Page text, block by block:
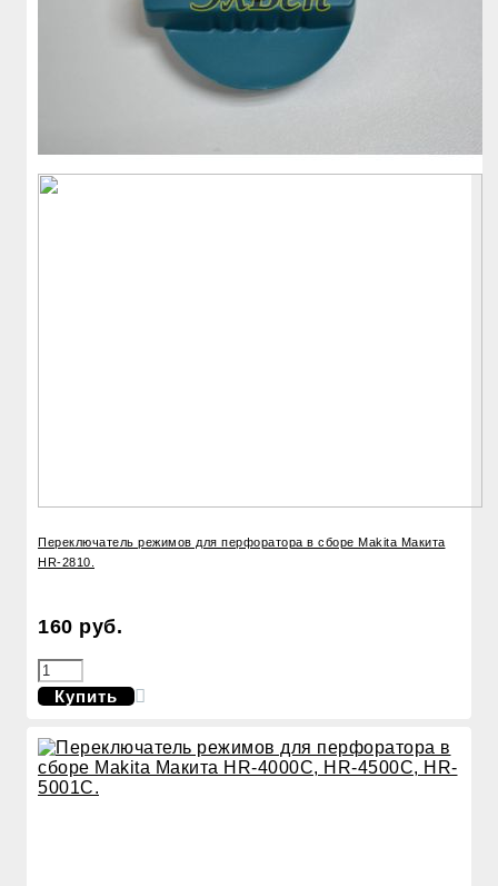
Переключатель режимов для перфоратора в сборе Makita Макита
HR-2810.
160 руб.
Купить